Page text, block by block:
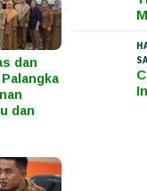
dan
dan